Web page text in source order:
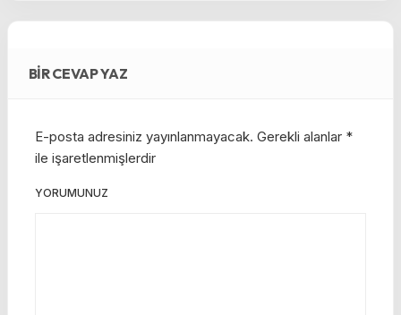
BIR CEVAP YAZ
E-posta adresiniz yayınlanmayacak. Gerekli alanlar *
ile işaretlenmişlerdir
YORUMUNUZ